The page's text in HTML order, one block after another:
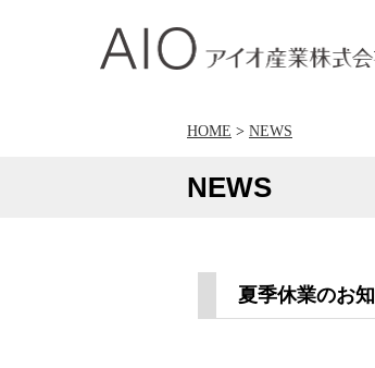
HOME > NEWS
NEWS
夏季休業のお